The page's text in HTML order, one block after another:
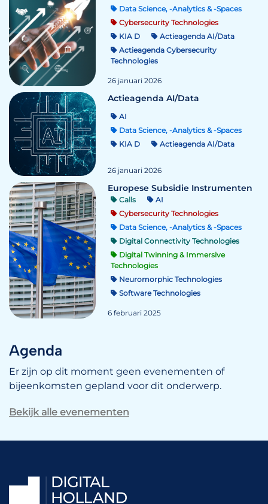
Data Science, -Analytics & -Spaces
Cybersecurity Technologies
KIA D
Actieagenda AI/Data
Actieagenda Cybersecurity
Technologies
26 januari 2026
Actieagenda AI/Data
AI
Data Science, -Analytics & -Spaces
KIA D
Actieagenda AI/Data
26 januari 2026
Europese Subsidie Instrumenten
Calls
AI
Cybersecurity Technologies
Data Science, -Analytics & -Spaces
Digital Connectivity Technologies
Digital Twinning & Immersive
Technologies
Neuromorphic Technologies
Software Technologies
6 februari 2025
Agenda
Er zijn op dit moment geen evenementen of
bijeenkomsten gepland voor dit onderwerp.
Bekijk alle evenementen